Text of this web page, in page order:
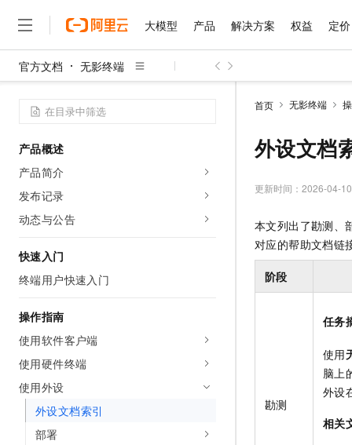
大模型 产品 解决方案 权益 定价
官方文档 无影终端
产品概述
产品简介
发布记录
动态与公告
快速入门
终端用户快速入门
操作指南
使用软件客户端
使用硬件终端
使用外设
外设文档索引
部署
首页 无影终端
外设文档
更新时间： 2026-04-
本文列出了勘测、
对应的帮助文档链
阶段
勘测
任务
使用
脑上
外设
相关
大模型
千问AI平台
Qwen3.8-Max HOT
智能体时代全能旗舰模型
Qwen3.7-Plus
产品
精选产品
容器
网络与CDN
安全
数据库
精选产品
大模型服务与应用平台
多元化、高性能、安全可
无影云电脑
随时随地安全接入的云上
云原生大数据计算服务
解决方案
精选解决方案
大数据
安全
网络
可观测
上云与迁云
精选解决方案
企业级Agent产品，直接
HappyHorse 打造一站
权益 普惠上云
云服务器38元/年起，超
推荐新用户得奖励，单订
云工开物
高校专属算力普惠，学生
免费试用
解决方案免费试用 新老
1亿+ 大模型 tokens 和
140+云产品 免费试用
产品新客免费试用，最长
定价 产品定价
了解云产品的定价详情
云上成本管理
管理和优化成本
云市场 精选商城
多端小程序
观测云
Tuya 物联网平台阿里云
蓝凌 OA
AI空中课堂在线直播课
伙伴 成为销售伙伴
咨询伙伴
销售伙伴合作计划
无影生态合作计划
Salesforce On Alibaba
Consulting Partner 合作
AI 大模型销售与服务生
服务 售前咨询
售后服务
自助服务
在线服务
工单服务
短信专区
了解阿里云 为什么选择阿里云
技术领先
分析师报告
研究报告与白皮书
入门学习赛